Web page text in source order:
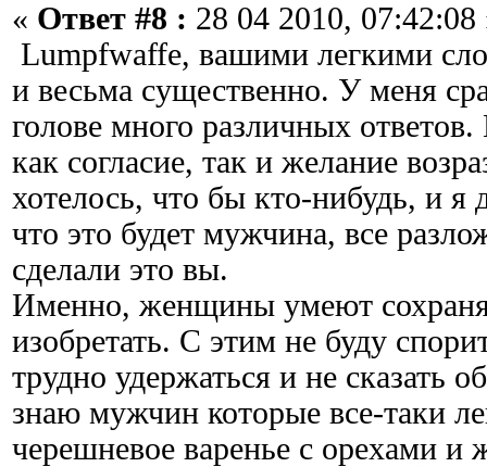
« Ответ #8 : 28 04 2010, 07:42:08
Lumpfwaffe, вашими легкими
и весьма существенно. У меня
голове много различных
как согласие, так и желание
хотелось, что бы кто-нибудь, и я
что это будет мужчина, все
сделали это вы.
Именно, женщины умеют
изобретать. С этим не буду
трудно удержаться и не сказать
знаю мужчин которые все-таки
черешневое варенье с орехами